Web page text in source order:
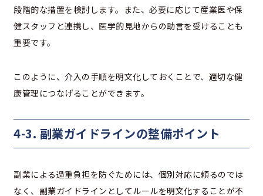
段階的な措置を検討します。また、必要に応じて産業医や保
健スタッフと連携し、医学的見地からの助言を受けることも
重要です。
このように、介入の手順を明文化しておくことで、適切な健
康管理につなげることができます。
4-3. 副業ガイドラインの整備ポイント
副業による過重負担を防ぐためには、個別対応に頼るのでは
なく、副業ガイドラインとしてルールを明文化することが不